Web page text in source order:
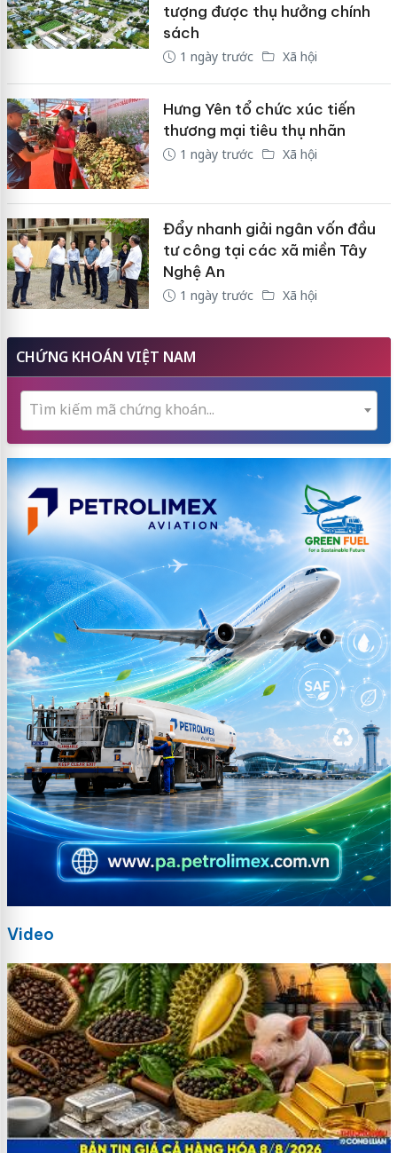
tượng được thụ hưởng chính
sách
1 ngày trước Xã hội
Hưng Yên tổ chức xúc tiến
thương mại tiêu thụ nhãn
1 ngày trước Xã hội
Đẩy nhanh giải ngân vốn đầu
tư công tại các xã miền Tây
Nghệ An
1 ngày trước Xã hội
CHỨNG KHOÁN VIỆT NAM
Tìm kiếm mã chứng khoán...
Video